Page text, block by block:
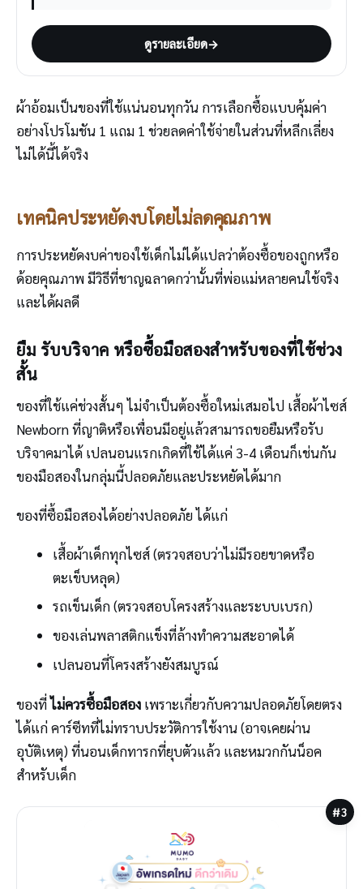
ดูรายละเอียด→
ผ้าอ้อมเป็นของที่ใช้แน่นอนทุกวัน การเลือกซื้อแบบคุ้มค่า
อย่างโปรโมชัน 1 แถม 1 ช่วยลดค่าใช้จ่ายในส่วนที่หลีกเลี่ยง
ไม่ได้นี้ได้จริง
เทคนิคประหยัดงบโดยไม่ลดคุณภาพ
การประหยัดงบค่าของใช้เด็กไม่ได้แปลว่าต้องซื้อของถูกหรือ
ด้อยคุณภาพ มีวิธีที่ชาญฉลาดกว่านั้นที่พ่อแม่หลายคนใช้จริง
และได้ผลดี
ยืม รับบริจาค หรือซื้อมือสองสำหรับของที่ใช้ช่วง
สั้น
ของที่ใช้แค่ช่วงสั้นๆ ไม่จำเป็นต้องซื้อใหม่เสมอไป เสื้อผ้าไซส์
Newborn ที่ญาติหรือเพื่อนมีอยู่แล้วสามารถขอยืมหรือรับ
บริจาคมาได้ เปลนอนแรกเกิดที่ใช้ได้แค่ 3-4 เดือนก็เช่นกัน
ของมือสองในกลุ่มนี้ปลอดภัยและประหยัดได้มาก
ของที่ซื้อมือสองได้อย่างปลอดภัย ได้แก่
เสื้อผ้าเด็กทุกไซส์ (ตรวจสอบว่าไม่มีรอยขาดหรือ
ตะเข็บหลุด)
รถเข็นเด็ก (ตรวจสอบโครงสร้างและระบบเบรก)
ของเล่นพลาสติกแข็งที่ล้างทำความสะอาดได้
เปลนอนที่โครงสร้างยังสมบูรณ์
ของที่ไม่ควรซื้อมือสอง เพราะเกี่ยวกับความปลอดภัยโดยตรง
ได้แก่ คาร์ซีทที่ไม่ทราบประวัติการใช้งาน (อาจเคยผ่าน
อุบัติเหตุ) ที่นอนเด็กทารกที่ยุบตัวแล้ว และหมวกกันน็อค
สำหรับเด็ก
#3